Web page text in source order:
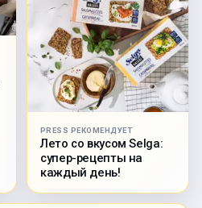
PRESS РЕКОМЕНДУЕТ
Лето со вкусом Selga:
супер-рецепты на
каждый день!